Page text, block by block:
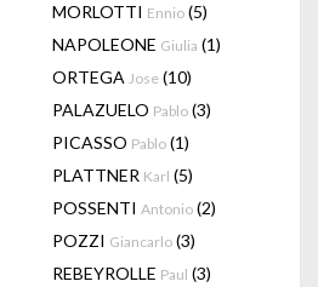
MORLOTTI Ennio (5)
NAPOLEONE Giulia (1)
ORTEGA Jose (10)
PALAZUELO Pablo (3)
PICASSO Pablo (1)
PLATTNER Karl (5)
POSSENTI Antonio (2)
POZZI Giancarlo (3)
REBEYROLLE Paul (3)